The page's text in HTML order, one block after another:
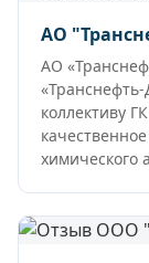
АО
АО
коллективу
химического